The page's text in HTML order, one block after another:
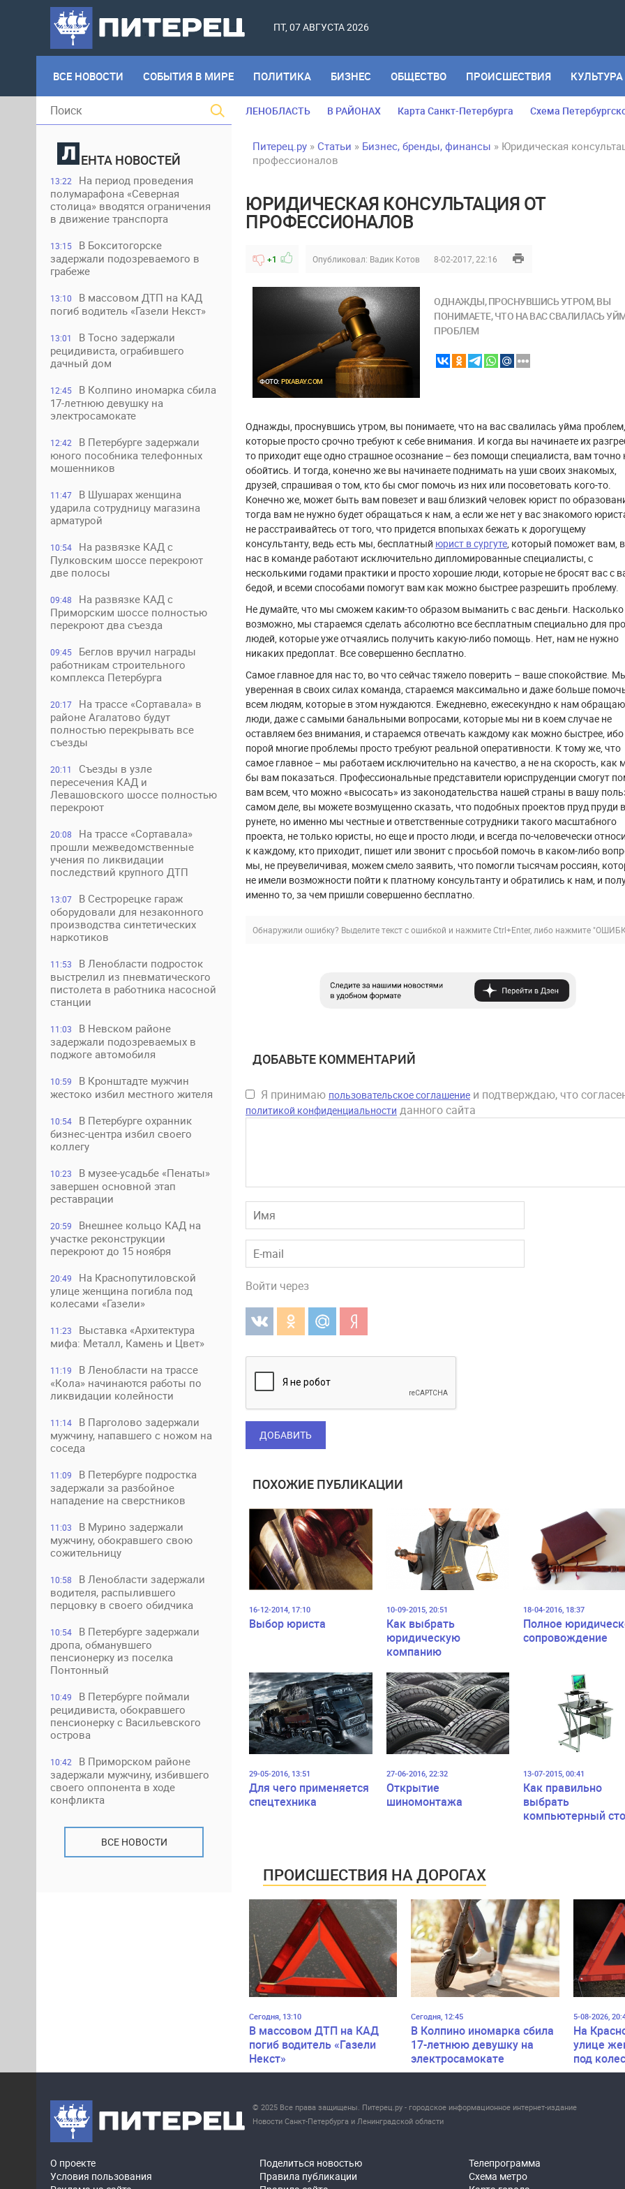
ПТ, 07 АВГУСТА 2026
ВСЕ НОВОСТИ СОБЫТИЯ В МИРЕ ПОЛИТИКА БИЗНЕС ОБЩЕСТВО ПРОИСШЕСТВИЯ КУЛЬТУРА
ЕНТА НОВОСТЕЙ
13:22
На период проведения
полумарафона «Северная
столица» вводятся ограничения
в движение транспорта
13:15
В Бокситогорске
задержали подозреваемого в
грабеже
13:10
В массовом ДТП на КАД
погиб водитель «Газели Некст»
13:01
В Тосно задержали
рецидивиста, ограбившего
дачный дом
12:45
В Колпино иномарка сбила
17-летнюю девушку на
электросамокате
12:42
В Петербурге задержали
юного пособника телефонных
мошенников
11:47
В Шушарах женщина
ударила сотрудницу магазина
арматурой
10:54
На развязке КАД с
Пулковским шоссе перекроют
две полосы
09:48
На развязке КАД с
Приморским шоссе полностью
перекроют два съезда
09:45
Беглов вручил награды
работникам строительного
комплекса Петербурга
20:17
На трассе «Сортавала» в
районе Агалатово будут
полностью перекрывать все
съезды
20:11
Съезды в узле
пересечения КАД и
Левашовского шоссе полностью
перекроют
20:08
На трассе «Сортавала»
прошли межведомственные
учения по ликвидации
последствий крупного ДТП
13:07
В Сестрорецке гараж
оборудовали для незаконного
производства синтетических
наркотиков
11:53
В Ленобласти подросток
выстрелил из пневматического
пистолета в работника насосной
станции
11:03
В Невском районе
задержали подозреваемых в
поджоге автомобиля
10:59
В Кронштадте мужчин
жестоко избил местного жителя
10:54
В Петербурге охранник
бизнес-центра избил своего
коллегу
10:23
В музее-усадьбе «Пенаты»
завершен основной этап
реставрации
20:59
Внешнее кольцо КАД на
участке реконструкции
перекроют до 15 ноября
20:49
На Краснопутиловской
улице женщина погибла под
колесами «Газели»
11:23
Выставка «Архитектура
мифа: Металл, Камень и Цвет»
11:19
В Ленобласти на трассе
«Кола» начинаются работы по
ликвидации колейности
11:14
В Парголово задержали
мужчину, напавшего с ножом на
соседа
11:09
В Петербурге подростка
задержали за разбойное
нападение на сверстников
11:03
В Мурино задержали
мужчину, обокравшего свою
сожительницу
10:58
В Ленобласти задержали
водителя, распылившего
перцовку в своего обидчика
10:54
В Петербурге задержали
дропа, обманувшего
пенсионерку из поселка
Понтонный
10:49
В Петербурге поймали
рецидивиста, обокравшего
пенсионерку с Васильевского
острова
10:42
В Приморском районе
задержали мужчину, избившего
своего оппонента в ходе
конфликта
ВСЕ НОВОСТИ
ЛЕНОБЛАСТЬ В РАЙОНАХ Карта Санкт-Петербурга Схема
Питерец.ру » Статьи » Бизнес, бренды, финансы » Юридическая
профессионалов
ЮРИДИЧЕСКАЯ КОНСУЛЬТАЦИЯ ОТ
ПРОФЕССИОНАЛОВ
+1 Опубликовал: Вадик Котов 8-02-2017, 22:16
ФОТО: PIXABAY.COM
ОДНАЖДЫ, ПРОСНУВШИСЬ УТРОМ, ВЫ
ПОНИМАЕТЕ, ЧТО НА ВАС СВАЛИЛАСЬ
ПРОБЛЕМ
Однажды, проснувшись утром, вы понимаете, что на вас свалилась уйма проблем,
которые просто срочно требуют к себе внимания. И когда вы начинаете их
то приходит еще одно страшное осознание – без помощи специалиста, вам точно
обойтись. И тогда, конечно же вы начинаете поднимать на уши своих знакомых,
друзей, спрашивая о том, кто бы смог помочь из них или посоветовать кого-то.
Конечно же, может быть вам повезет и ваш близкий человек юрист по
тогда вам не нужно будет обращаться к нам, а если же нет у вас знакомого
не расстраивайтесь от того, что придется впопыхах бежать к дорогущему
консультанту, ведь есть мы, бесплатный юрист в сургуте, который поможет вам,
нас в команде работают исключительно дипломированные специалисты, с
несколькими годами практики и просто хорошие люди, которые не бросят вас с
бедой, и всеми способами помогут вам как можно быстрее разрешить проблему.
Не думайте, что мы сможем каким-то образом выманить с вас деньги. Насколько
возможно, мы стараемся сделать абсолютно все бесплатным специально для
людей, которые уже отчаялись получить какую-либо помощь. Нет, нам не нужно
никаких предоплат. Все совершенно бесплатно.
Самое главное для нас то, во что сейчас тяжело поверить – ваше спокойствие.
уверенная в своих силах команда, стараемся максимально и даже больше
всем людям, которые в этом нуждаются. Ежедневно, ежесекундно к нам
люди, даже с самыми банальными вопросами, которые мы ни в коем случае не
оставляем без внимания, и стараемся отвечать каждому как можно быстрее, ибо
порой многие проблемы просто требуют реальной оперативности. К тому же, что
самое главное – мы работаем исключительно на качество, а не на скорость, как
бы вам показаться. Профессиональные представители юриспруденции смогут
вам всем, что можно «высосать» из законодательства нашей страны в вашу
самом деле, вы можете возмущенно сказать, что подобных проектов пруд пруди в
рунете, но именно мы честные и ответственные сотрудники такого масштабного
проекта, не только юристы, но еще и просто люди, и всегда по-человечески
к каждому, кто приходит, пишет или звонит с просьбой помочь в каком-либо
мы, не преувеличивая, можем смело заявить, что помогли тысячам россиян,
не имели возможности пойти к платному консультанту и обратились к нам, и
именно то, за чем пришли совершенно бесплатно.
Обнаружили ошибку? Выделите текст с ошибкой и нажмите Ctrl+Enter, либо нажмите
ДОБАВЬТЕ КОММЕНТАРИЙ
Я принимаю пользовательское соглашение и подтверждаю, что
политикой конфиденциальности данного сайта
Войти через
ДОБАВИТЬ
ПОХОЖИЕ ПУБЛИКАЦИИ
16-12-2014, 17:10
Выбор юриста
10-09-2015, 20:51
Как выбрать
юридическую
компанию
18-04-2016, 18:37
Полное
сопровождение
29-05-2016, 13:51
Для чего применяется
спецтехника
27-06-2016, 22:32
Открытие
шиномонтажа
13-07-2015, 00:41
Как правильно
выбрать
компьютерный
ПРОИСШЕСТВИЯ НА ДОРОГАХ
Сегодня, 13:10
В массовом ДТП на КАД
погиб водитель «Газели
Некст»
Сегодня, 12:45
В Колпино иномарка сбила
17-летнюю девушку на
электросамокате
5-08-2026,
На
улице
под
© 2025 Все права защищены. Питерец.ру - городское информационное интернет-издание
Новости Санкт-Петербурга и Ленинградской области
О проекте
Условия пользования
Поделиться новостью
Правила публикации
Телепрограмма
Схема метро